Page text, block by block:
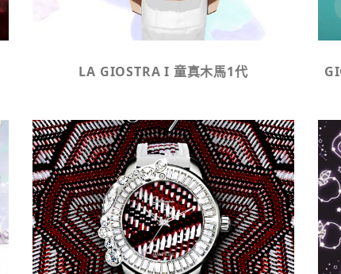
LA GIOSTRA I 童真木馬1代